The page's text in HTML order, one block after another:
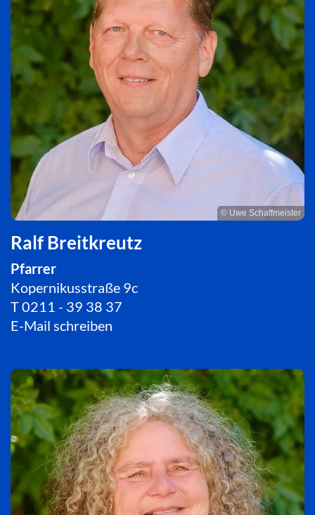
© Uwe Schaffmeister
Ralf Breitkreutz
Pfarrer
Kopernikusstraße 9c
T0211 - 39 38 37
E-Mail schreiben